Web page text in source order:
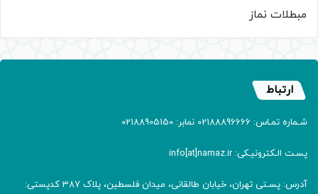
مبطلات نماز
ارتباط
شـماره تمـاس: 02188896666 نمابر: 02188905150
پسـت الـکترونیـکی: info[at]namaz.ir
آدرس: پسـتی تهران، خیابان طالقانی، میدان فلسطین، پلاک 387 کدپستی: